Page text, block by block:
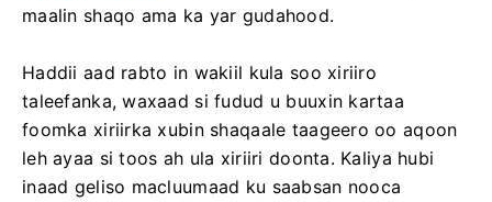
maalin shaqo ama ka yar gudahood.
Haddii aad rabto in wakiil kula soo xiriiro
taleefanka, waxaad si fudud u buuxin kartaa
foomka xiriirka xubin shaqaale taageero oo aqoon
leh ayaa si toos ah ula xiriiri doonta. Kaliya hubi
inaad geliso macluumaad ku saabsan nooca